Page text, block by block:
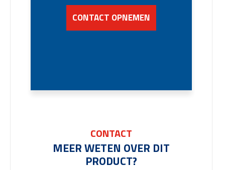
CONTACT OPNEMEN
CONTACT
MEER WETEN OVER DIT
PRODUCT?